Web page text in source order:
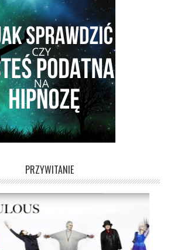
PRZYWITANIE